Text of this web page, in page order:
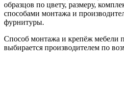
образцов по цвету, размеру,
способами монтажа и
фурнитуры.
Способ монтажа и крепёж мебели
выбирается производителем по